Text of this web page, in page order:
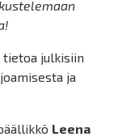
tietoa julkisiin
ja
Leena